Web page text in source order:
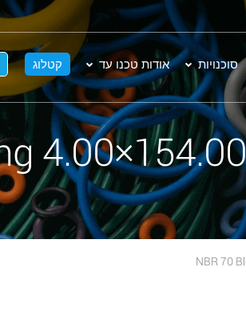
סוכנויות אודות טכנו עד קטלוג